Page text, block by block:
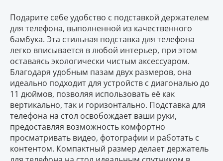
Подарите себе удобство с подставкой держателем
для телефона, выполненной из качественного
бамбука. Эта стильная подставка для телефона
легко вписывается в любой интерьер, при этом
оставаясь экологически чистым аксессуаром.
Благодаря удобным пазам двух размеров, она
идеально подходит для устройств с диагональю до
11 дюймов, позволяя использовать её как
вертикально, так и горизонтально. Подставка для
телефона на стол освобождает ваши руки,
предоставляя возможность комфортно
просматривать видео, фотографии и работать с
контентом. Компактный размер делает держатель